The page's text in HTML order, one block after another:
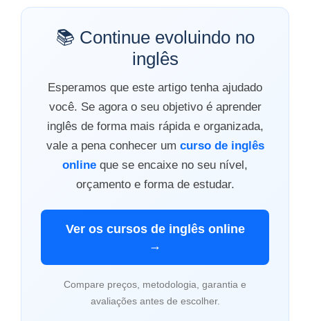
📚 Continue evoluindo no
inglês
Esperamos que este artigo tenha ajudado
você. Se agora o seu objetivo é aprender
inglês de forma mais rápida e organizada,
vale a pena conhecer um curso de inglês
online que se encaixe no seu nível,
orçamento e forma de estudar.
Ver os cursos de inglês online
→
Compare preços, metodologia, garantia e
avaliações antes de escolher.